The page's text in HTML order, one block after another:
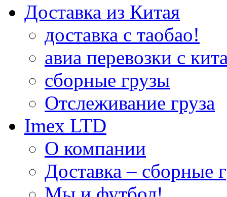
Доставка из Китая
доставка с таобао!
авиа перевозки с
сборные грузы
Отслеживание груза
Imex LTD
О компании
Доставка – сборные